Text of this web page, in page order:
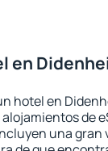
en
hotel en
de
una gran